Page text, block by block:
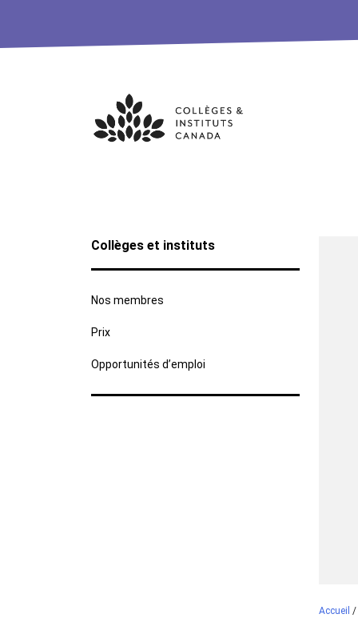
Skip
Collèges et instituts
Nos membres
Prix
Opportunités d’emploi
Accueil /